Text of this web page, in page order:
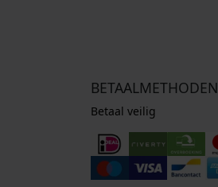
BETAALMETHODEN
Betaal veilig